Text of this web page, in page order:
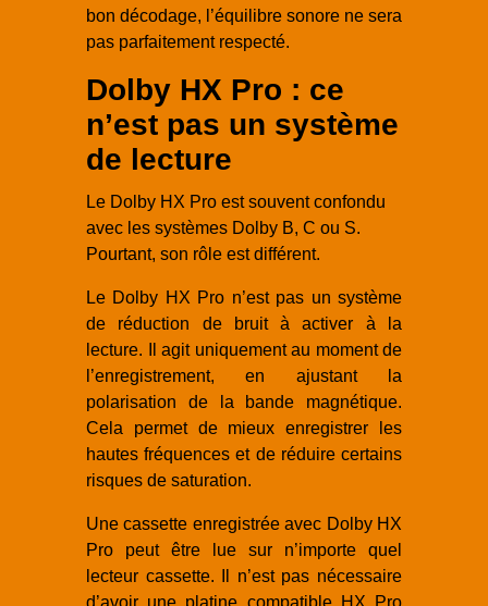
bon décodage, l’équilibre sonore ne sera
pas parfaitement respecté.
Dolby HX Pro : ce
n’est pas un système
de lecture
Le Dolby HX Pro est souvent confondu
avec les systèmes Dolby B, C ou S.
Pourtant, son rôle est différent.
Le Dolby HX Pro n’est pas un système
de réduction de bruit à activer à la
lecture. Il agit uniquement au moment de
l’enregistrement, en ajustant la
polarisation de la bande magnétique.
Cela permet de mieux enregistrer les
hautes fréquences et de réduire certains
risques de saturation.
Une cassette enregistrée avec Dolby HX
Pro peut être lue sur n’importe quel
lecteur cassette. Il n’est pas nécessaire
d’avoir une platine compatible HX Pro